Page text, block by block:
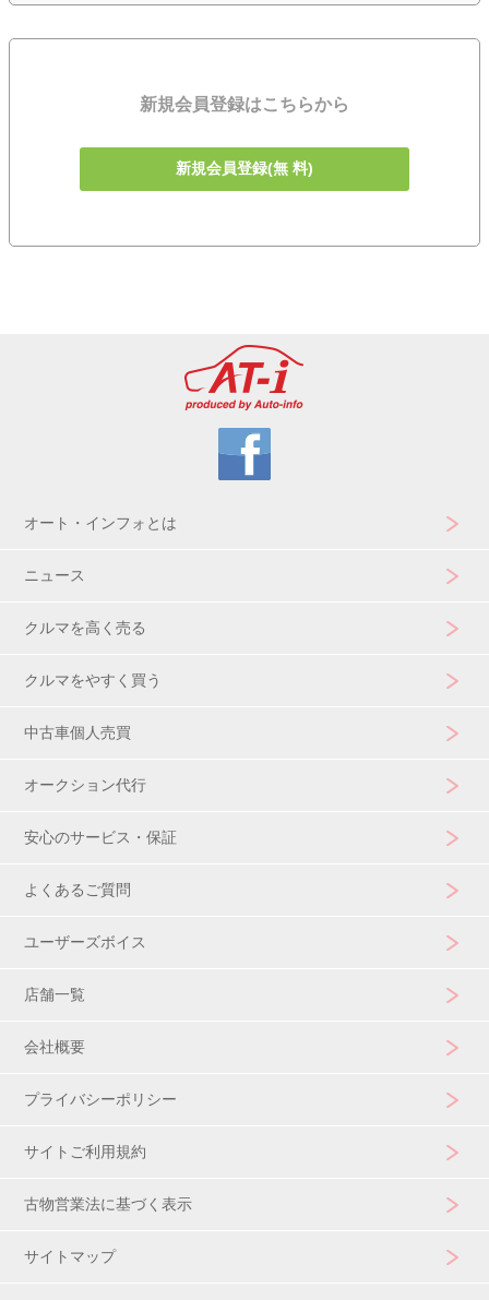
新規会員登録はこちらから
新規会員登録(無 料)
オート・インフォとは
ニュース
クルマを高く売る
クルマをやすく買う
中古車個人売買
オークション代行
安心のサービス・保証
よくあるご質問
ユーザーズボイス
店舗一覧
会社概要
プライバシーポリシー
サイトご利用規約
古物営業法に基づく表示
サイトマップ